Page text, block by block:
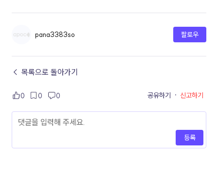
pana3383so 팔로우
← 목록으로 돌아가기
0 0 0 공유하기 · 신고하기
등록